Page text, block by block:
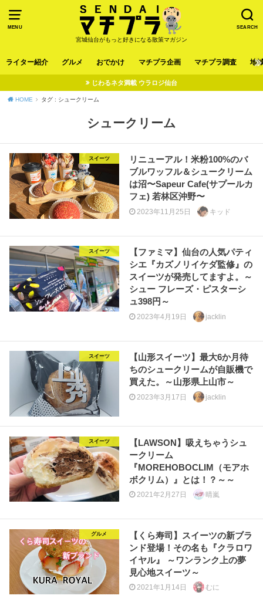
MENU SEARCH
宮城仙台がもっと好きになる散策マガジン
ライター紹介 グルメ おでかけ マチプラ企画 マチプラ調査 地
じわるネタ満載 ウラロジ仙台
HOME タグ : シュークリーム
シュークリーム
スイーツ
リニューアル！米粉100%のバ
ブルワッフル＆シュークリーム
は沼〜Sapeur Cafe(サプールカ
フェ) 若林区沖野〜
2023年11月25日 キッド
スイーツ
【ファミマ】仙台の人気パティ
シエ『カズノリイケダ監修』の
スイーツが発売してますよ。～
シュー フレーズ・ピスターシ
ュ398円～
2023年4月19日 jacklin
スイーツ
【山形スイーツ】最大6か月待
ちのシュークリームが自販機で
買えた。～山形県上山市～
2023年3月17日 jacklin
スイーツ
【LAWSON】吸えちゃうシュ
ークリーム
『MOREHOBOCLIM（モアホ
ボクリム）』とは！？～～
2021年2月27日 晴嵐
グルメ
【くら寿司】スイーツの新ブラ
ンド登場！その名も『クラロワ
イヤル』 ～ワンランク上の夢
見心地スイーツ～
2021年1月14日 むに